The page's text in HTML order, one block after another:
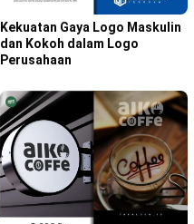
Kekuatan Gaya Logo Maskulin
dan Kokoh dalam Logo
Perusahaan